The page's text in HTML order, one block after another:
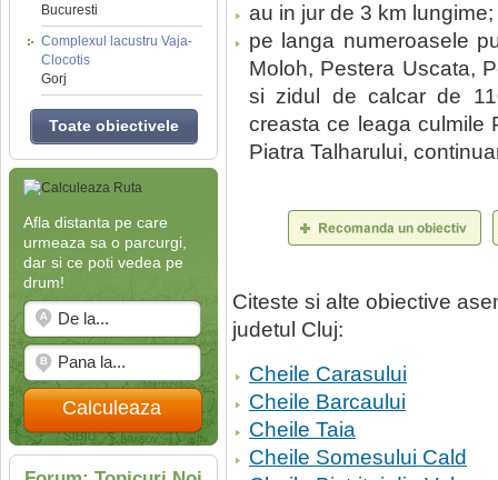
Bucuresti
Complexul lacustru Vaja-
Clocotis
Gorj
Toate obiectivele
Afla distanta pe care
urmeaza sa o parcurgi,
dar si ce poti vedea pe
drum!
Calculeaza
au in jur de 3 km lungime;
pe langa numeroasele
Moloh, Pestera Uscata,
si zidul de calcar de
creasta ce leaga culmile
Piatra Talharului,
Citeste si alte obiective
judetul Cluj:
Cheile Carasului
Cheile Barcaului
Cheile Taia
Cheile Somesului Cald